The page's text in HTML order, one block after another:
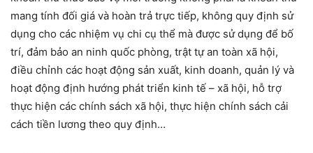
mang tính đối giá và hoàn trả trực tiếp, không quy định sử
dụng cho các nhiệm vụ chi cụ thể mà được sử dụng để bố
trí, đảm bảo an ninh quốc phòng, trật tự an toàn xã hội,
điều chỉnh các hoạt động sản xuất, kinh doanh, quản lý và
hoạt động định hướng phát triển kinh tế – xã hội, hỗ trợ
thực hiện các chính sách xã hội, thực hiện chính sách cải
cách tiền lương theo quy định…